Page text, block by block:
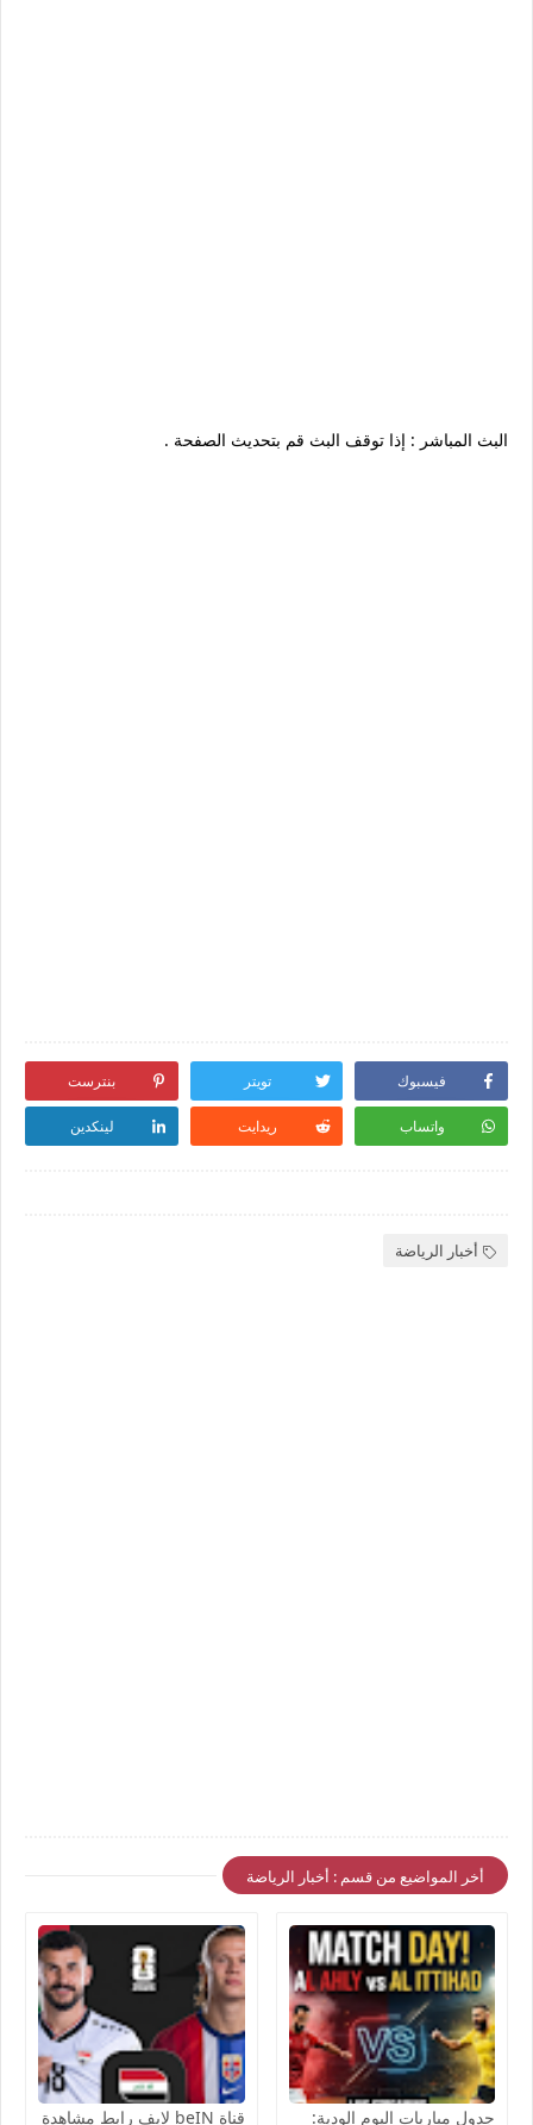
البث المباشر : إذا توقف البث قم بتحديث الصفحة .
فيسبوك تويتر بنترست
واتساب ريدايت لينكدين
أخبار الرياضة
أخر المواضيع من قسم : أخبار الرياضة
جدول مباريات اليوم الودية:
قناة beIN لايف رابط مشاهدة